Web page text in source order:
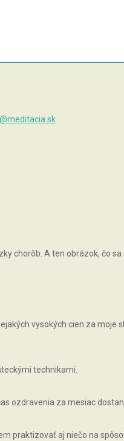
chorôb. A ten obrázok, čo
vysokých cien za moje
technikami.
ozdravenia za mesiac
praktizovať aj niečo na